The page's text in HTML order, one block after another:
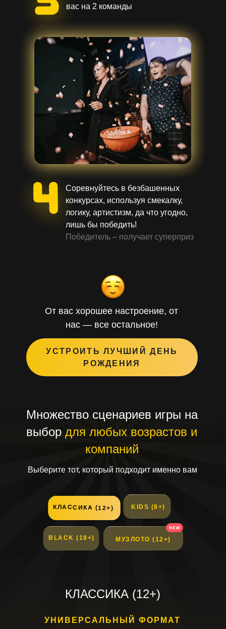
От вас хорошее настроение, от
нас — все остальное!
УСТРОИТЬ ЛУЧШИЙ ДЕНЬ
РОЖДЕНИЯ
вас на 2 команды
Соревнуйтесь в безбашенных
конкурсах, используя смекалку,
логику, артистизм, да что угодно,
лишь бы победить!
Победитель – получает суперприз
Множество сценариев игры на
выбор для любых возрастов и
компаний
Выберите тот, который подходит именно вам
КЛАССИКА (12+) KIDS (8+)
BLACK (18+)
КЛАССИКА (12+)
УНИВЕРСАЛЬНЫЙ ФОРМАТ
МУЗЛОТО (12+)